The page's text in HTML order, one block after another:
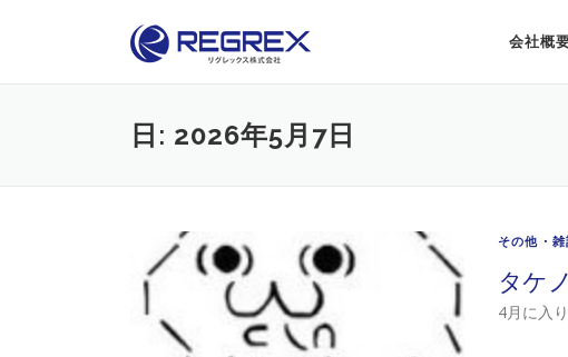
会社概
日: 2026年5月7日
その他・
タケ
4月に入